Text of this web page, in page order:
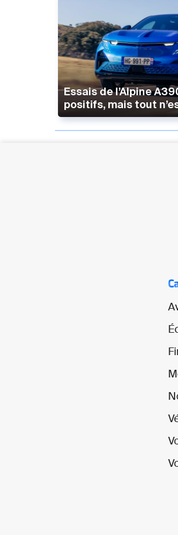
Essais de l’Alpine
positifs, mais tout